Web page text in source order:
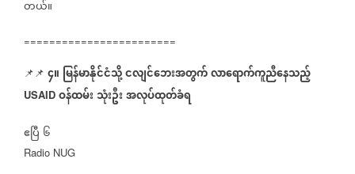
တယ်။
========================
📌📌 ၄။ မြန်မာနိုင်ငံသို့ငလျင်ဘေးအတွက်လာရောက်ကူညီနေသည့်
USAID ဝန်ထမ်းသုံးဦးအလုပ်ထုတ်ခံရ
ဧပြီ ၆
Radio NUG